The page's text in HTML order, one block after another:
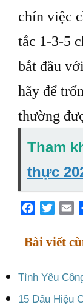
chín việc
tắc 1-3-5
bắt đầu
hãy để
thường
Tham
thực
Facebook
Twitter
Bài viết
Tình Yêu
15 Dấu Hiệu